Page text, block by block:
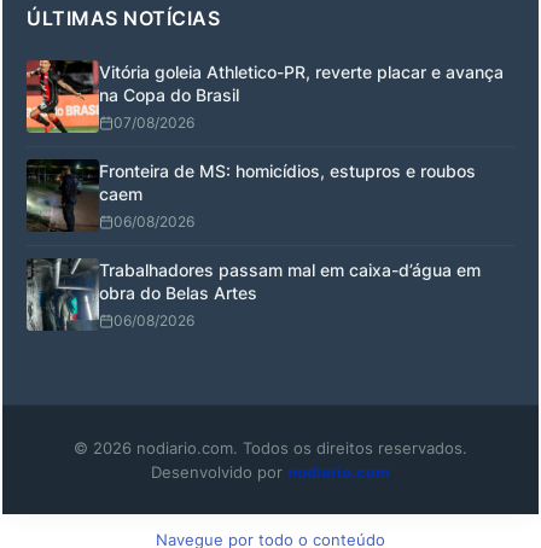
ÚLTIMAS NOTÍCIAS
Vitória goleia Athletico-PR, reverte placar e avança
na Copa do Brasil
07/08/2026
Fronteira de MS: homicídios, estupros e roubos
caem
06/08/2026
Trabalhadores passam mal em caixa-d’água em
obra do Belas Artes
06/08/2026
© 2026 nodiario.com. Todos os direitos reservados.
Desenvolvido por nodiario.com
Navegue por todo o conteúdo